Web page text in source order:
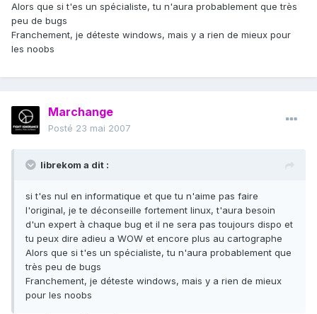
Alors que si t'es un spécialiste, tu n'aura probablement que très
peu de bugs
Franchement, je déteste windows, mais y a rien de mieux pour
les noobs
Marchange
Posté 23 mai 2007
librekom a dit :
si t'es nul en informatique et que tu n'aime pas faire
l'original, je te déconseille fortement linux, t'aura besoin
d'un expert à chaque bug et il ne sera pas toujours dispo et
tu peux dire adieu a WOW et encore plus au cartographe
Alors que si t'es un spécialiste, tu n'aura probablement que
très peu de bugs
Franchement, je déteste windows, mais y a rien de mieux
pour les noobs